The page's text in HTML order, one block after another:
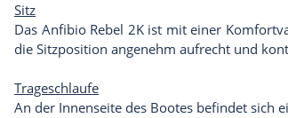
Sitz
Das Anfibio Rebel 2K ist mit einer
die Sitzposition angenehm aufrecht und
Trageschlaufe
An der Innenseite des Bootes befindet sich